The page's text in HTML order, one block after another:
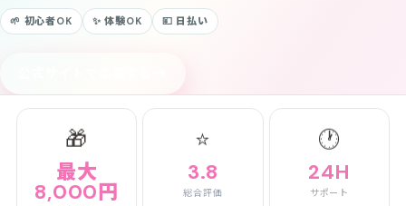
🌱 初心者OK ✨ 体験OK 💴 日払い
🎁
最大
8,000円
⭐
3.8
総合評価
🕐
24H
サポート